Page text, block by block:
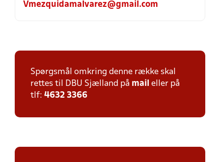
Vmezquidamalvarez@gmail.com
Spørgsmål omkring denne række skal
rettes til DBU Sjælland på mail eller på
tlf: 4632 3366